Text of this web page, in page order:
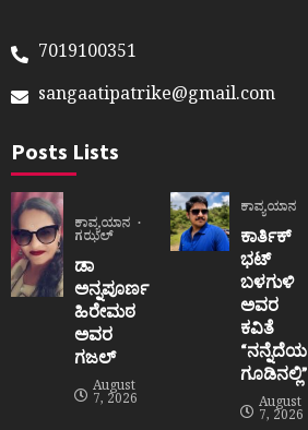
7019100351
sangaatipatrike@gmail.com
Posts Lists
ಕಾವ್ಯಯಾನ
ಗಝಲ್
ಡಾ
ಅನ್ನಪೂರ್ಣ
ಹಿರೇಮಠ
ಅವರ
ಗಜಲ್
August
7, 2026
ಕಾವ್ಯಯಾನ
ಕಾರ್ತಿಕ್
ಭಟ್
ಬಳಗುಳಿ
ಅವರ
ಕವಿತೆ
“ನನ್ನೆದೆಯ
ಗೂಡಿನಲ್ಲಿ”
August
7, 2026